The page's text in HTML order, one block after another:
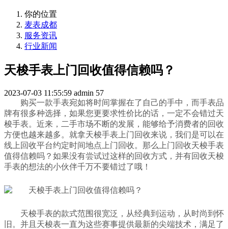
你的位置
麦表成都
服务资讯
行业新闻
天梭手表上门回收值得信赖吗？
2023-07-03 11:55:59 admin 57
购买一款手表宛如将时间掌握在了自己的手中，而手表品
牌有很多种选择，如果您更要求性价比的话，一定不会错过天
梭手表。近来，二手市场不断的发展，能够给予消费者的回收
方便也越来越多。就拿天梭手表上门回收来说，我们是可以在
线上回收平台约定时间地点上门回收。那么上门回收天梭手表
值得信赖吗？如果没有尝试过这样的回收方式，并有回收天梭
手表的想法的小伙伴千万不要错过了哦！
天梭手表的款式范围很宽泛，从经典到运动，从时尚到怀
旧。并且天梭表一直为这些赛事提供最新的尖端技术，满足了